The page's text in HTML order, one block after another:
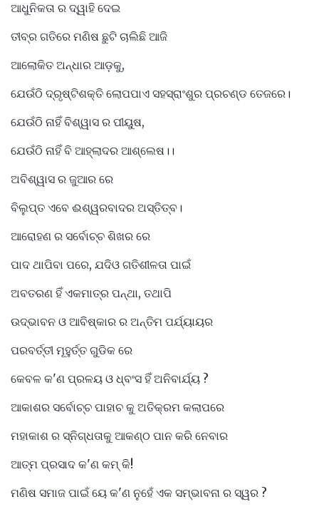
ଆଧୁନିକତା ର ଦ୍ୱାହି ଦେଇ
ତୀବ୍ର ଗତିରେ ମଣିଷ ଛୁଟି ଚାଲିଛି ଆଜି
ଆଲୋକିତ ଅନ୍ଧାର ଆଡ଼କୁ,
ଯେଉଁଠି ଦ୍ରୃଷ୍ଟିଶକ୍ତି ଲୋପପାଏ ସହସ୍ରାଂଶୁର ପ୍ରଚଣ୍ଡ ତେଜରେ।
ଯେଉଁଠି ନାହିଁ ବିଶ୍ୱାସ ର ପୀୟୁଷ,
ଯେଉଁଠି ନାହିଁ ବି ଆହ୍ଲାଦର ଆଶ୍ଲେଷ।।
ଅବିଶ୍ୱାସ ର ଜୁଆର ରେ
ବିଲୁପ୍ତ ଏବେ ଈଶ୍ୱରବାଦର ଅସ୍ତିତ୍ବ।
ଆରୋହଣ ର ସର୍ବୋଚ୍ଚ ଶିଖର ରେ
ପାଦ ଥାପିବା ପରେ, ଯଦିଓ ଗତିଶୀଳତା ପାଇଁ
ଅବତରଣ ହିଁ ଏକମାତ୍ର ପନ୍ଥା, ତଥାପି
ଉଦ୍ଭାବନ ଓ ଆବିଷ୍କାର ର ଅନ୍ତିମ ପର୍ଯ୍ୟାୟର
ପରବର୍ତ୍ତୀ ମୂହୁର୍ତ୍ତ ଗୁଡିକ ରେ
କେବଳ କ'ଣ ପ୍ରଳୟ ଓ ଧ୍ବଂସ ହିଁ ଅନିବାର୍ଯ୍ୟ ?
ଆକାଶର ସର୍ବୋଚ୍ଚ ପାହାଚ କୁ ଅତିକ୍ରମ କଲାପରେ
ମହାକାଶ ର ସ୍ନିଗ୍ଧତାକୁ ଆକଣ୍ଠ ପାନ କରି ନେବାର
ଆତ୍ମ ପ୍ରସାଦ କ'ଣ କମ୍ କି!
ମଣିଷ ସମାଜ ପାଇଁ ୟେ କ'ଣ ନୁହେଁ ଏକ ସମ୍ଭାବନା ର ସ୍ୱର ?